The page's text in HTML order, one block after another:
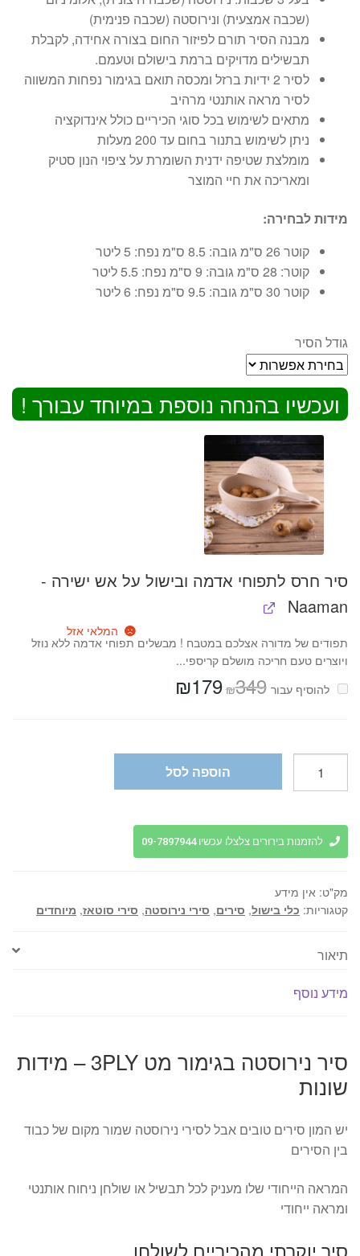
(שכבה אמצעית) ונירוסטה (שכבה פנימית)
מבנה הסיר תורם לפיזור החום בצורה אחידה, לקבלת
תבשילים מדויקים ברמת בישולם וטעמם.
לסיר 2 ידיות ברזל ומכסה תואם בגימור נפחות המשווה
לסיר מראה אותנטי מרהיב
מתאים לשימוש בכל סוגי הכיריים כולל אינדוקציה
ניתן לשימוש בתנור בחום עד 200 מעלות
מומלצת שטיפה ידנית השומרת על ציפוי הנון סטיק
ומאריכה את חיי המוצר
מידות לבחירה:
קוטר 26 ס"מ גובה: 8.5 ס"מ נפח: 5 ליטר
קוטר: 28 ס"מ גובה: 9 ס"מ נפח: 5.5 ליטר
קוטר 30 ס"מ גובה: 9.5 ס"מ נפח: 6 ליטר
גודל הסיר
ועכשיו בהנחה נוספת במיוחד עבורך !
סיר חרס לתפוחי אדמה ובישול על אש ישירה -
Naaman
תפודים של מדורה אצלכם במטבח ! מבשלים תפוחי אדמה ללא נוזל
ויוצרים טעם חריכה מושלם קריספי...
להוסיף⁦⁩ עבור
₪349 המחיר
המקורי₪179
המלאי אזל
נירוסטה
בגימור
מט
-
הוספה לסל
להזמנות בירורים צלצלו עכשיו 09-7897944
מק"ט: אין מידע
קטגוריות: כלי בישול, סירים, סירי נירוסטה, סירי סוטאז, מיוחדים
תיאור
מידע נוסף
סיר נירוסטה בגימור מט 3PLY – מידות
שונות
יש המון סירים טובים אבל לסירי נירוסטה שמור מקום של כבוד
בין הסירים
המראה הייחודי שלו מעניק לכל תבשיל או שולחן ניחוח אותנטי
ומראה ייחודי
סיר יוקרתי מהכיריים לשולחן